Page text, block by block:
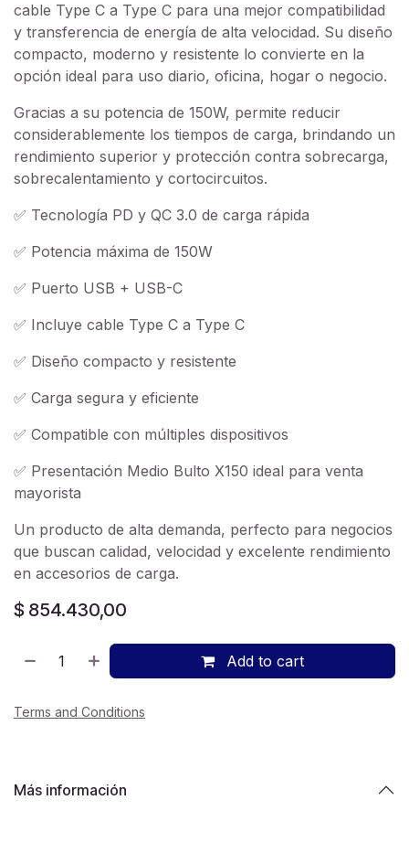
cable Type C a Type C para una mejor compatibilidad
y transferencia de energía de alta velocidad. Su diseño
compacto, moderno y resistente lo convierte en la
opción ideal para uso diario, oficina, hogar o negocio.
Gracias a su potencia de 150W, permite reducir
considerablemente los tiempos de carga, brindando un
rendimiento superior y protección contra sobrecarga,
sobrecalentamiento y cortocircuitos.
✅ Tecnología PD y QC 3.0 de carga rápida
✅ Potencia máxima de 150W
✅ Puerto USB + USB-C
✅ Incluye cable Type C a Type C
✅ Diseño compacto y resistente
✅ Carga segura y eficiente
✅ Compatible con múltiples dispositivos
✅ Presentación Medio Bulto X150 ideal para venta
mayorista
Un producto de alta demanda, perfecto para negocios
que buscan calidad, velocidad y excelente rendimiento
en accesorios de carga.
$ 854.430,00
Add to cart
Terms and Conditions
Más información